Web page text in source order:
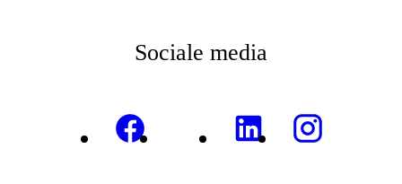
Sociale media